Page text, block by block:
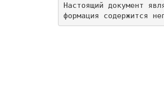
Настоящий документ
формация содержится